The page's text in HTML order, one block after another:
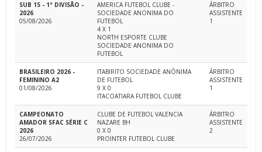
SUB 15 - 1ª DIVISÃO -
2026
05/08/2026
AMERICA FUTEBOL CLUBE -
SOCIEDADE ANONIMA DO
FUTEBOL
4 X 1
NORTH ESPORTE CLUBE
SOCIEDADE ANONIMA DO
FUTEBOL
ÁRBITRO
ASSISTENTE
1
BRASILEIRO 2026 -
FEMININO A2
01/08/2026
ITABIRITO SOCIEDADE ANÔNIMA
DE FUTEBOL
9 X 0
ITACOATIARA FUTEBOL CLUBE
ÁRBITRO
ASSISTENTE
1
CAMPEONATO
AMADOR SFAC SÉRIE C
2026
26/07/2026
CLUBE DE FUTEBOL VALENCIA
NAZARE BH
0 X 0
PROINTER FUTEBOL CLUBE
ÁRBITRO
ASSISTENTE
2